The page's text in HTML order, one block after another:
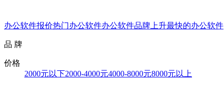
办公软件报价热门办公软件办公软件品牌 上升最快的办公软件
品 牌
价格
2000元以下2000-4000元4000-8000元8000元以上